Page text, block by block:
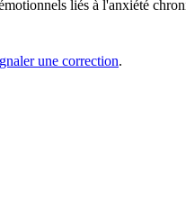
liés à l'anxiété
une correction.